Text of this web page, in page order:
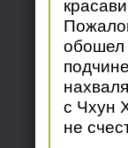
обошел
с Чхун
не